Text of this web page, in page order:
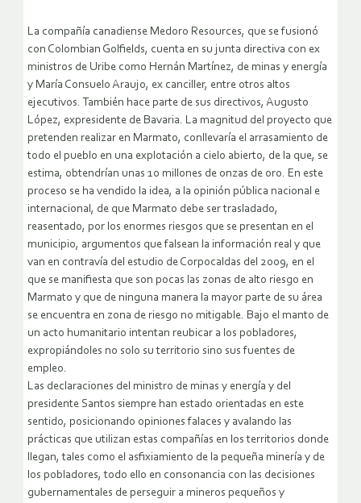
La compañía canadiense Medoro Resources, que se fusionó
con Colombian Golfields, cuenta en su junta directiva con ex
ministros de Uribe como Hernán Martínez, de minas y energía
y María Consuelo Araujo, ex canciller, entre otros altos
ejecutivos. También hace parte de sus directivos, Augusto
López, expresidente de Bavaria. La magnitud del proyecto que
pretenden realizar en Marmato, conllevaría el arrasamiento de
todo el pueblo en una explotación a cielo abierto, de la que, se
estima, obtendrían unas 10 millones de onzas de oro. En este
proceso se ha vendido la idea, a la opinión pública nacional e
internacional, de que Marmato debe ser trasladado,
reasentado, por los enormes riesgos que se presentan en el
municipio, argumentos que falsean la información real y que
van en contravía del estudio de Corpocaldas del 2009, en el
que se manifiesta que son pocas las zonas de alto riesgo en
Marmato y que de ninguna manera la mayor parte de su área
se encuentra en zona de riesgo no mitigable. Bajo el manto de
un acto humanitario intentan reubicar a los pobladores,
expropiándoles no solo su territorio sino sus fuentes de
empleo.
Las declaraciones del ministro de minas y energía y del
presidente Santos siempre han estado orientadas en este
sentido, posicionando opiniones falaces y avalando las
prácticas que utilizan estas compañías en los territorios donde
llegan, tales como el asfixiamiento de la pequeña minería y de
los pobladores, todo ello en consonancia con las decisiones
gubernamentales de perseguir a mineros pequeños y